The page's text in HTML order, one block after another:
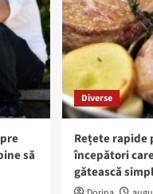
să
Diverse
Rețete rapide
începători
gătească